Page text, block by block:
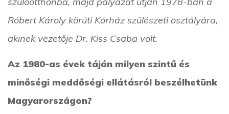
Róbert Károly körúti Kórház szülészeti osztályára,
akinek vezetője Dr. Kiss Csaba volt.
Az 1980-as évek táján milyen szintű és
minőségi meddőségi ellátásról beszélhetünk
Magyarországon?